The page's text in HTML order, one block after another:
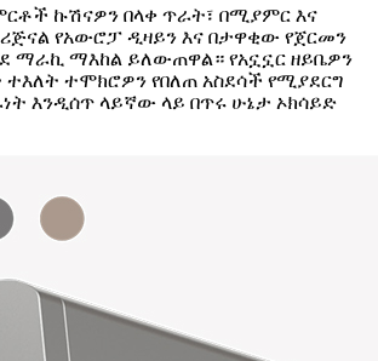
ምርቶች ኩሽናዎን በላቀ ጥራት፣ በሚያምር እና
የአውሮፓ ዲዛይን እና በታዋቂው የጀርመን
ማራኪ ማእከል ይለውጠዋል። የአኗኗር ዘይቤዎን
ተእለት ተሞክሮዎን የበለጠ አስደሳች የሚያደርግ
እንዲሰጥ ላይኛው ላይ በጥሩ ሁኔታ ኦክሳይድ